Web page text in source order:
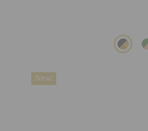
New!